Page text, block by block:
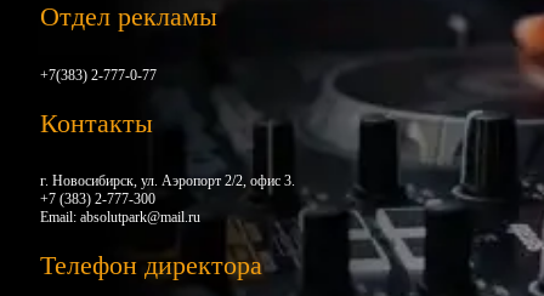
Отдел рекламы
+7(383) 2-777-0-77
Контакты
г. Новосибирск, ул. Аэропорт 2/2, офис 3.
+7 (383) 2-777-300
Email: absolutpark@mail.ru
Телефон директора